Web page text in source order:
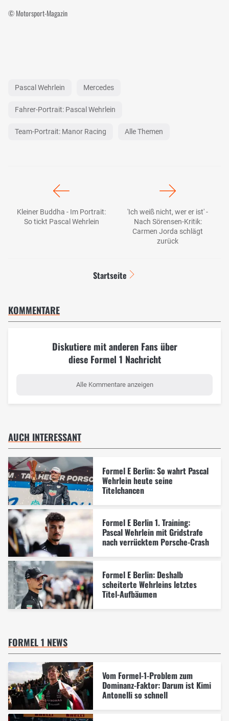
© Motorsport-Magazin
Pascal Wehrlein Mercedes
Fahrer-Portrait: Pascal Wehrlein
Team-Portrait: Manor Racing Alle Themen
Kleiner Buddha - Im Portrait:
So tickt Pascal Wehrlein
'Ich weiß nicht, wer er ist' -
Nach Sörensen-Kritik:
Carmen Jorda schlägt
zurück
Startseite
KOMMENTARE
Diskutiere mit anderen Fans über
diese Formel 1 Nachricht
Alle Kommentare anzeigen
AUCH INTERESSANT
Formel E Berlin: So wahrt Pascal
Wehrlein heute seine
Titelchancen
Formel E Berlin 1. Training:
Pascal Wehrlein mit Gridstrafe
nach verrücktem Porsche-Crash
Formel E Berlin: Deshalb
scheiterte Wehrleins letztes
Titel-Aufbäumen
FORMEL 1 NEWS
Vom Formel-1-Problem zum
Dominanz-Faktor: Darum ist Kimi
Antonelli so schnell